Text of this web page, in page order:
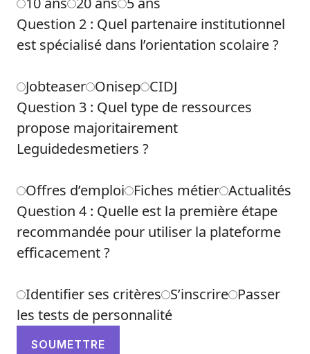
Question 2 : Quel partenaire institutionnel
est spécialisé dans l’orientation scolaire ?
Jobteaser Onisep CIDJ
Question 3 : Quel type de ressources
propose majoritairement
Leguidedesmetiers ?
Offres d’emploi Fiches métier Actualités
Question 4 : Quelle est la première étape
recommandée pour utiliser la plateforme
efficacement ?
Identifier ses critères S’inscrire Passer
les tests de personnalité
SOUMETTRE